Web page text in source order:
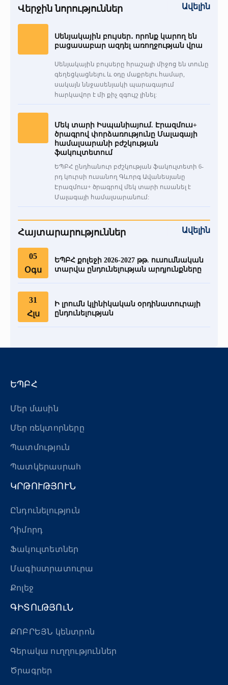
Որակի ապահովում
Գրադարան
Սիմուլյացիոն կենտրոն
Ստոմ․ կրթ․ գեր. կենտրոն
Dr.LEX(TerraMedicum)
«Հերացի» ավագ դպրոց
Գերակա ուղղություններ
Ծրագրեր
Հայտարարություններ
«Միքայելյան» համալսարանական հիվանդանոց
Առաքելություն
Մեր բրենդը
Տարբերանշան
Մեր ռեկտորները
Թանգարան
Շնորհակալական նամակներ
Տեսադարան
Պատկերասրահ
Մամուլը մեր մասին
ԵՊԲՀ
Գիտական խորհուրդ
Ռեկտորատ
Իրավունք
Գնումներ
Ֆինանսական հաշվետվություններ
Մամուլը մեր մասին (2026թ․)
Շնորհակալական նամակներ
Պարբերականներ
«Հերացի» արհեստակցական կազմակերպություն
«Հերացի» վերլուծական
Միջազգային կապեր
Միջազգայնացման քաղաքականություն
Erasmus+
Միջազգային գիտական ծրագրեր (ավարտված)
Հրավերքային դասընթաց
Փոխանակային ծրագրեր
Շրջանավարտ
Մեր առաքելությունը
Կարիերա
Վերապատրաստում
Դասընթացներ
Հետադարձ կապ
Վերջին նորություններ Ավելին
Սենյակային բույսեր․ որոնք կարող են
բացասաբար ազդել առողջության վրա
Սենյակային բույսերը հրաշալի միջոց են տունը
գեղեցկացնելու և օդը մաքրելու համար,
սակայն ննջասենյակի պարագայում
հարկավոր է մի քիչ զգույշ լինել:
Մեկ տարի Իսպանիայում. Էրազմուս+
ծրագրով փորձառությունը Մալագայի
համալսարանի բժշկության
ֆակուլտետում
ԵՊԲՀ ընդհանուր բժշկության ֆակուլտետի 6-
րդ կուրսի ուսանող Գևորգ Ավանեսյանը
Էրազմուս+ ծրագրով մեկ տարի ուսանել է
Մալագայի համալսարանում:
Հայտարարություններ Ավելին
05
Օգս
ԵՊԲՀ քոլեջի 2026-2027 թթ. ուսումնական
տարվա ընդունելության արդյունքները
31
Հլս
Ի լրումն կլինիկական օրդինատուրայի
ընդունելության
ԵՊԲՀ
Մեր մասին
Մեր ռեկտորները
Պատմություն
Պատկերասրահ
ԿՐԹՈՒԹՅՈՒՆ
Ընդունելություն
Դիմորդ
Ֆակուլտետներ
Մագիստրատուրա
Քոլեջ
ԳԻՏՈւԹՅՈւՆ
ՔՈԲՐԵՅՆ կենտրոն
Գերակա ուղղություններ
Ծրագրեր